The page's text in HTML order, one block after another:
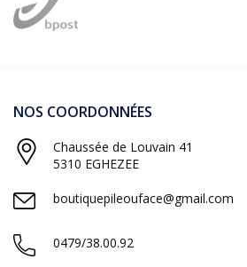
NOS COORDONNÉES
Chaussée de Louvain 41
5310 EGHEZEE
boutiquepileouface@gmail.com
0479/38.00.92